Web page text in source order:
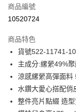
信用卡分期付款
合作金庫商業銀行
華南商業銀行
上海商業儲蓄銀行
國泰世華商業銀行
臺灣中小企業銀行
匯豐（台灣）商業銀
聯邦商業銀行
超商取貨付款
LINE Pay
Apple Pay
街口支付
商品編號
10520724
商品特色
貨號522-11741-10
主成分:縲縈49%
涼感縲縈高彈面料
水鑽大愛心搭配俏
整件亮片點綴 造